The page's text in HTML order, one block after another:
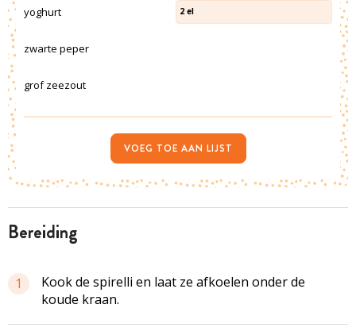
bereiding
1
Kook de spirelli en laat ze afkoelen onder de
koude kraan.
yoghurt 2 el
zwarte peper
grof zeezout
VOEG TOE AAN LIJST